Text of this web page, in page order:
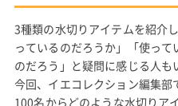
3種類の水切りアイテムを紹介
っているのだろうか」「使っ
のだろう」と疑問に感じる人も
今回、イエコレクション編集部
100名からどのような水切りア